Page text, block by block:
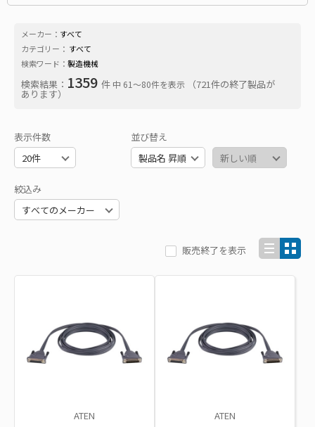
メーカー： すべて
カテゴリー： すべて
検索ワード： 製造機械
検索結果： 1359 件 中 61〜80件を表示 （721件の終了製品が
あります）
表示件数 並び替え
絞込み
販売終了を表示
ATEN ATEN